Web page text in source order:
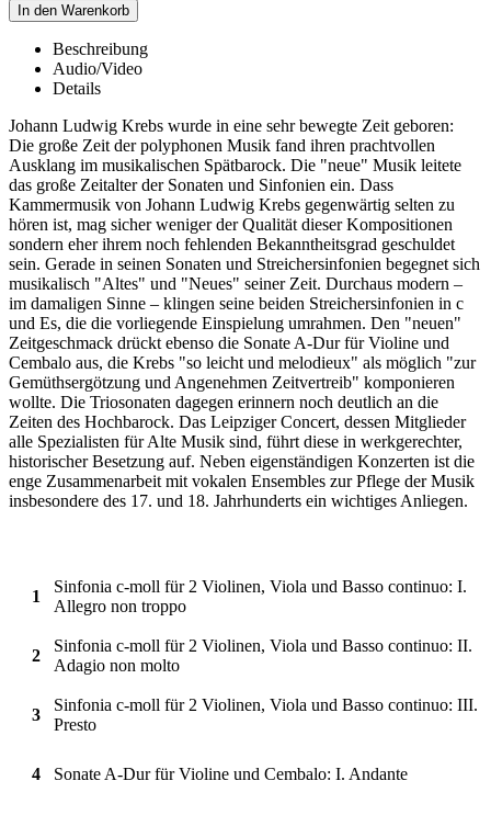
Beschreibung
Audio/Video
Details
Johann Ludwig Krebs wurde in eine sehr bewegte Zeit geboren:
Die große Zeit der polyphonen Musik fand ihren prachtvollen
Ausklang im musikalischen Spätbarock. Die "neue" Musik leitete
das große Zeitalter der Sonaten und Sinfonien ein. Dass
Kammermusik von Johann Ludwig Krebs gegenwärtig selten zu
hören ist, mag sicher weniger der Qualität dieser Kompositionen
sondern eher ihrem noch fehlenden Bekanntheitsgrad geschuldet
sein. Gerade in seinen Sonaten und Streichersinfonien begegnet sich
musikalisch "Altes" und "Neues" seiner Zeit. Durchaus modern –
im damaligen Sinne – klingen seine beiden Streichersinfonien in c
und Es, die die vorliegende Einspielung umrahmen. Den "neuen"
Zeitgeschmack drückt ebenso die Sonate A-Dur für Violine und
Cembalo aus, die Krebs "so leicht und melodieux" als möglich "zur
Gemüthsergötzung und Angenehmen Zeitvertreib" komponieren
wollte. Die Triosonaten dagegen erinnern noch deutlich an die
Zeiten des Hochbarock. Das Leipziger Concert, dessen Mitglieder
alle Spezialisten für Alte Musik sind, führt diese in werkgerechter,
historischer Besetzung auf. Neben eigenständigen Konzerten ist die
enge Zusammenarbeit mit vokalen Ensembles zur Pflege der Musik
insbesondere des 17. und 18. Jahrhunderts ein wichtiges Anliegen.
1
Sinfonia c-moll für 2 Violinen, Viola und Basso continuo: I.
Allegro non troppo
2
Sinfonia c-moll für 2 Violinen, Viola und Basso continuo: II.
Adagio non molto
3
Sinfonia c-moll für 2 Violinen, Viola und Basso continuo: III.
Presto
4 Sonate A-Dur für Violine und Cembalo: I. Andante